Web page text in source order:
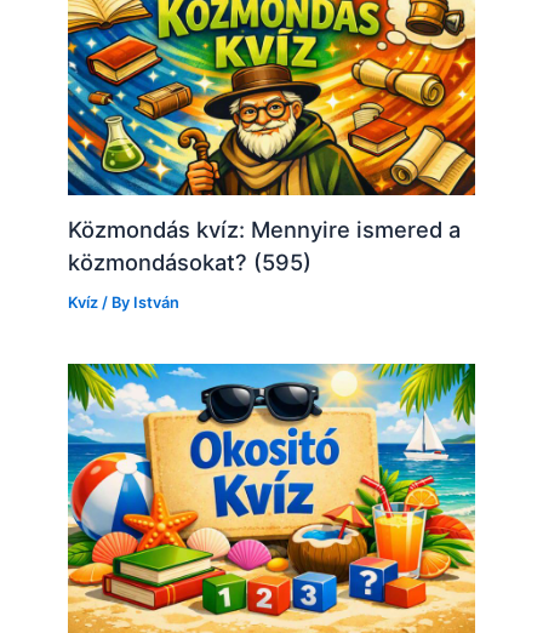
Közmondás kvíz: Mennyire ismered a
közmondásokat? (595)
Kvíz / By István